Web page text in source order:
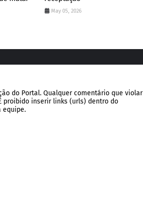
May 05, 2026
do Portal. Qualquer comentário que violar
proibido inserir links (urls) dentro do
equipe.